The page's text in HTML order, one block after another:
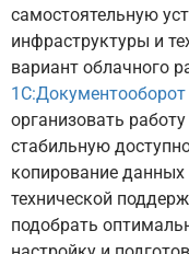
самостоятельную
инфраструктуры и
вариант облачного
1С:Документооборот
организовать
стабильную
копирование
технической
подобрать